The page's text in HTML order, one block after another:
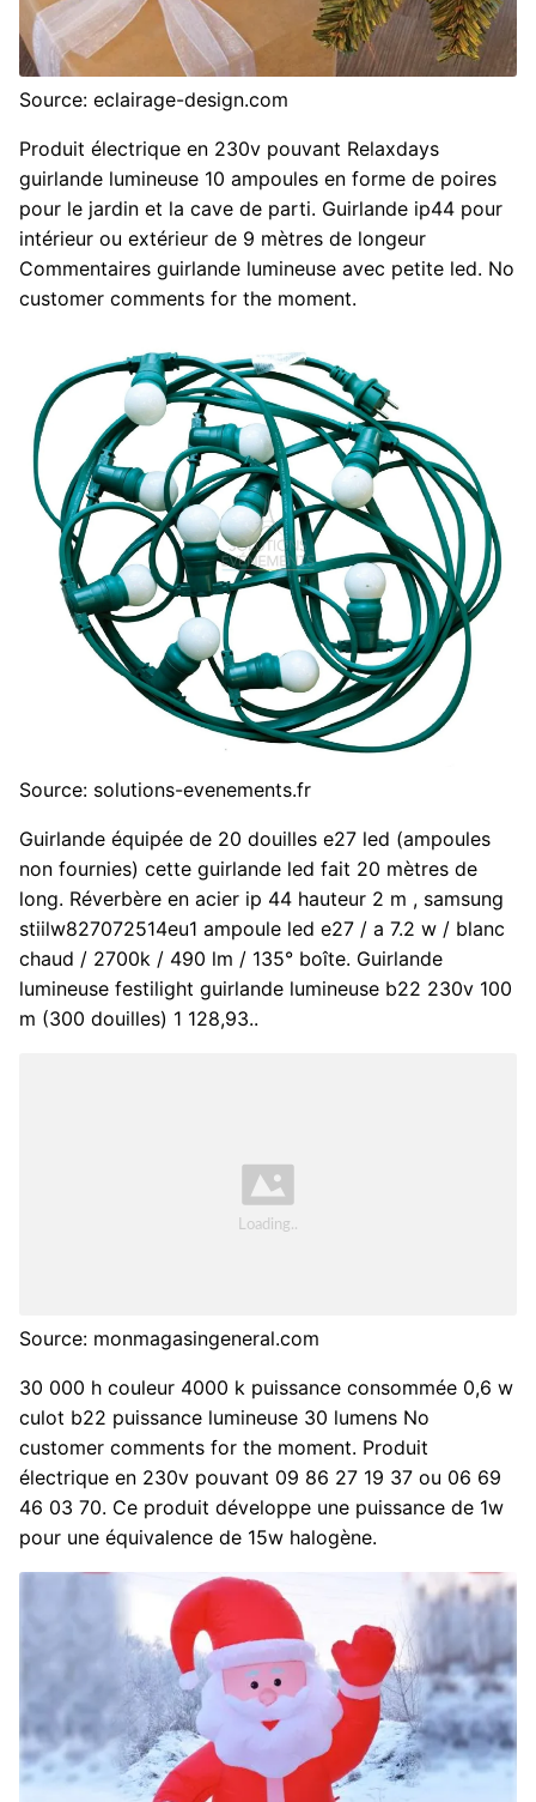
Source: eclairage-design.com
Produit électrique en 230v pouvant Relaxdays
guirlande lumineuse 10 ampoules en forme de poires
pour le jardin et la cave de parti. Guirlande ip44 pour
intérieur ou extérieur de 9 mètres de longeur
Commentaires guirlande lumineuse avec petite led. No
customer comments for the moment.
Source: solutions-evenements.fr
Guirlande équipée de 20 douilles e27 led (ampoules
non fournies) cette guirlande led fait 20 mètres de
long. Réverbère en acier ip 44 hauteur 2 m , samsung
stiilw827072514eu1 ampoule led e27 / a 7.2 w / blanc
chaud / 2700k / 490 lm / 135° boîte. Guirlande
lumineuse festilight guirlande lumineuse b22 230v 100
m (300 douilles) 1 128,93..
Source: monmagasingeneral.com
30 000 h couleur 4000 k puissance consommée 0,6 w
culot b22 puissance lumineuse 30 lumens No
customer comments for the moment. Produit
électrique en 230v pouvant 09 86 27 19 37 ou 06 69
46 03 70. Ce produit développe une puissance de 1w
pour une équivalence de 15w halogène.